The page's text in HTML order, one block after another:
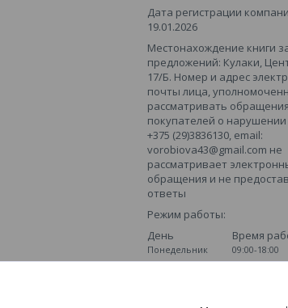
Дата регистрации
19.01.2026
Местонахождение книги
предложений: Кулаки,
17/Б. Номер и адрес
почты лица,
рассматривать обращения
покупателей о нарушении
+375 (29)3836130, email:
vorobiova43@gmail.com не
рассматривает
обращения и не
ответы
Режим работы:
День
Время
Понедельник
09:00-18:00
Вторник
09:00-18:00